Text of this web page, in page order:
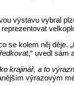
výstavu vybral
se kolem něj děje. „
,“ uvedl sám
krajinář, a to
výrazovým